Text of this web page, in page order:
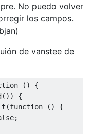
No puedo volver
los campos.
de vanstee de
()
{
())
{
(function ()
{
;